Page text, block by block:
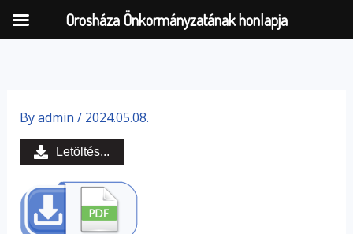
content
Byadmin / 2024.05.08.
Letöltés...
Orosháza Önkormányzatának honlapja